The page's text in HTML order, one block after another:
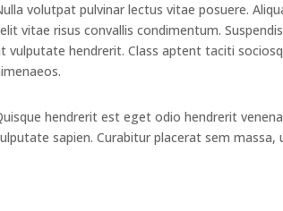
volutpat pulvinar lectus vitae posuere.
vitae risus convallis condimentum.
vulputate hendrerit. Class aptent taciti
hendrerit est eget odio hendrerit
sapien. Curabitur placerat sem